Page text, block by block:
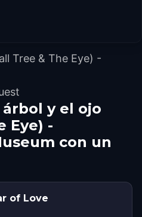
Tree & The Eye) -
árbol y el ojo
Eye) -
con un
of Love